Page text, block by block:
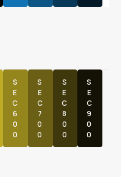
S
E
C
6
0
0
S
E
C
7
0
0
S
E
C
8
0
0
S
E
C
9
0
0